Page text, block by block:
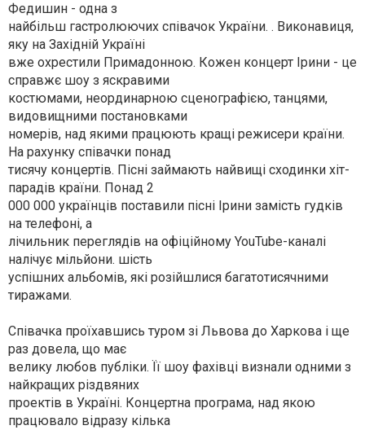
Федишин - одна з
найбільш гастролюючих співачок України. . Виконавиця,
яку на Західній Україні
вже охрестили Примадонною. Кожен концерт Ірини - це
справжє шоу з яскравими
костюмами, неординарною сценографією, танцями,
видовищними постановками
номерів, над якими працюють кращі режисери країни.
На рахунку співачки понад
тисячу концертів. Пісні займають найвищі сходинки хіт-
парадів країни. Понад 2
000 000 українців поставили пісні Ірини замість гудків
на телефоні, а
лічильник переглядів на офіційному YouTube-каналі
налічує мільйони. шість
успішних альбомів, які розійшлися багатотисячними
тиражами.
Співачка проїхавшись туром зі Львова до Харкова і ще
раз довела, що має
велику любов публіки. Її шоу фахівці визнали одними з
найкращих різдвяних
проектів в Україні. Концертна програма, над якою
працювало відразу кілька